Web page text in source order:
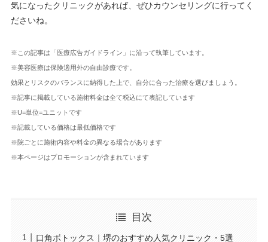
気になったクリニックがあれば、ぜひカウンセリングに行ってく
ださいね。
※この記事は「医療広告ガイドライン」に沿って執筆しています。
※美容医療は保険適用外の自由診療です。
効果とリスクのバランスに納得した上で、自分に合った治療を選びましょう。
※記事に掲載している施術料金は全て税込にて表記しています
※U=単位=ユニットです
※記載している価格は最低価格です
※院ごとに施術内容や料金の異なる場合があります
※本ページはプロモーションが含まれています
目次
口角ボトックス｜堺のおすすめ人気クリニック・5選